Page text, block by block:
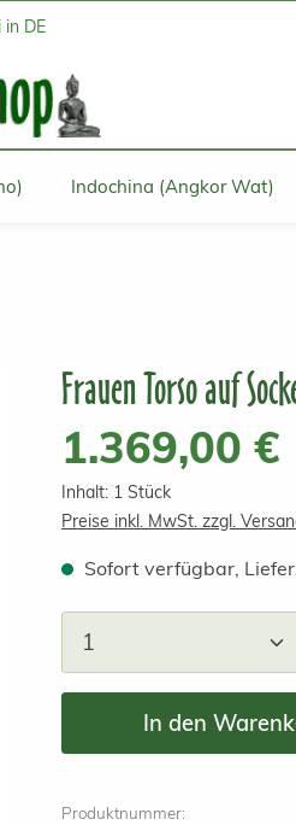
DE
Indochina (Angkor Wat)
Frauen Torso auf
Regulärer Preis:
1.369,00 €
Inhalt: 1 Stück
Preise inkl. MwSt. zzgl.
Sofort verfügbar,
Produkt
In den
Produktnummer: